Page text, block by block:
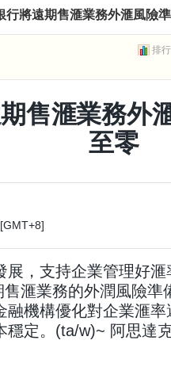
行將遠期售滙業務外滙風險
排
售滙業務外
至零
展，支持企業管理好
滙業務的外潤風險準
融機構優化對企業滙
穩定。(ta/w)~ 阿思達